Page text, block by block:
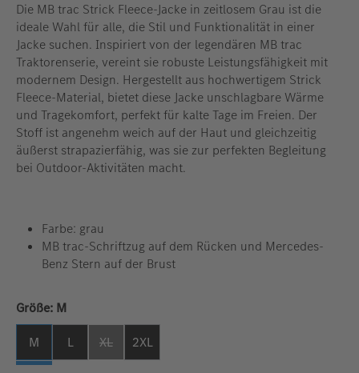
Die MB trac Strick Fleece-Jacke in zeitlosem Grau ist die
ideale Wahl für alle, die Stil und Funktionalität in einer
Jacke suchen. Inspiriert von der legendären MB trac
Traktorenserie, vereint sie robuste Leistungsfähigkeit mit
modernem Design. Hergestellt aus hochwertigem Strick
Fleece-Material, bietet diese Jacke unschlagbare Wärme
und Tragekomfort, perfekt für kalte Tage im Freien. Der
Stoff ist angenehm weich auf der Haut und gleichzeitig
äußerst strapazierfähig, was sie zur perfekten Begleitung
bei Outdoor-Aktivitäten macht.
Farbe: grau
MB trac-Schriftzug auf dem Rücken und Mercedes-
Benz Stern auf der Brust
Größe:auswählen
M
M L XL 2XL